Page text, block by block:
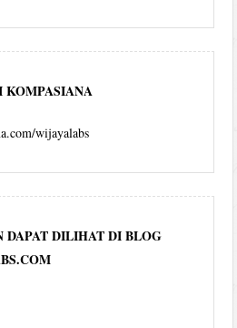
KOMPASIANA
wijayalabs
DAPAT DILIHAT DI BLOG